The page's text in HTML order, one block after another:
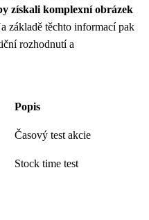
získali komplexní obrázek
základě těchto informací pak
rozhodnutí a
Popis
Časový test akcie
Stock time test